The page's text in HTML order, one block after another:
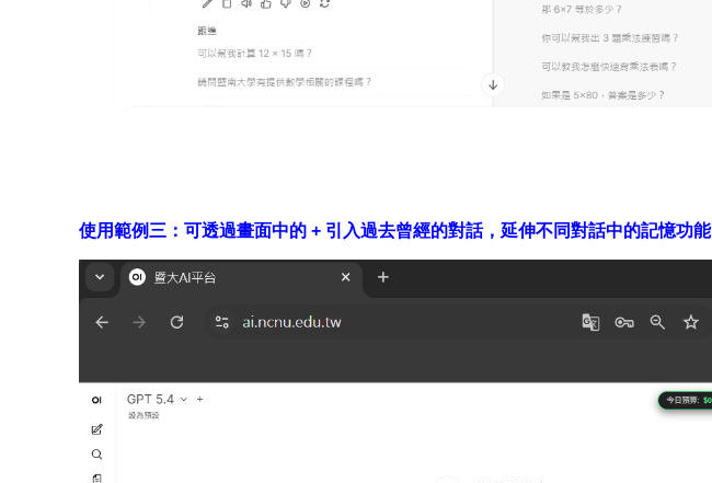
使用範例三：可透過畫面中的 + 引入過去曾經的對話，延伸不同對話中的記憶功能